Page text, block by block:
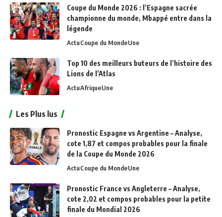
Coupe du Monde 2026 : l’Espagne sacrée
championne du monde, Mbappé entre dans la
légende
ActuCoupe du MondeUne
Top 10 des meilleurs buteurs de l’histoire des
Lions de l’Atlas
ActuAfriqueUne
Les Plus lus
Pronostic Espagne vs Argentine – Analyse,
cote 1,87 et compos probables pour la finale
de la Coupe du Monde 2026
ActuCoupe du MondeUne
Pronostic France vs Angleterre – Analyse,
cote 2,02 et compos probables pour la petite
finale du Mondial 2026